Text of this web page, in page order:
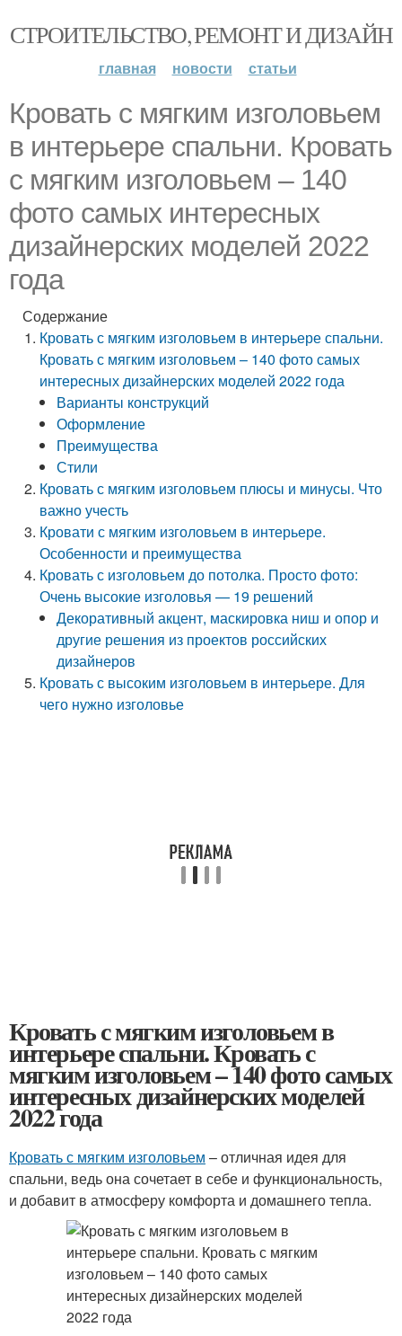
СТРОИТЕЛЬСТВО, РЕМОНТ И ДИЗАЙН
главная новости статьи
Кровать с мягким изголовьем
в интерьере спальни. Кровать
с мягким изголовьем – 140
фото самых интересных
дизайнерских моделей 2022
года
Содержание
Кровать с мягким изголовьем в интерьере спальни.
Кровать с мягким изголовьем – 140 фото самых
интересных дизайнерских моделей 2022 года
Варианты конструкций
Оформление
Преимущества
Стили
Кровать с мягким изголовьем плюсы и минусы. Что
важно учесть
Кровати с мягким изголовьем в интерьере.
Особенности и преимущества
Кровать с изголовьем до потолка. Просто фото:
Очень высокие изголовья — 19 решений
Декоративный акцент, маскировка ниш и опор и
другие решения из проектов российских
дизайнеров
Кровать с высоким изголовьем в интерьере. Для
чего нужно изголовье
Кровать с мягким изголовьем в
интерьере спальни. Кровать с
мягким изголовьем – 140 фото самых
интересных дизайнерских моделей
2022 года
Кровать с мягким изголовьем – отличная идея для
спальни, ведь она сочетает в себе и функциональность,
и добавит в атмосферу комфорта и домашнего тепла.